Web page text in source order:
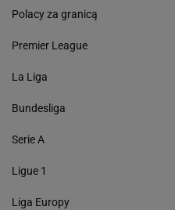
Polacy za granicą
Premier League
La Liga
Bundesliga
Serie A
Ligue 1
Liga Europy